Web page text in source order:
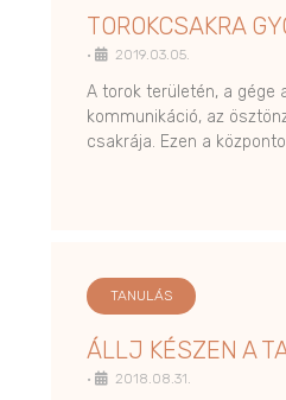
TOROKCSAKRA
• 2019.03.05.
A torok területén, a gége
kommunikáció, az
csakrája. Ezen a
TANULÁS
ÁLLJ KÉSZEN A
• 2018.08.31.